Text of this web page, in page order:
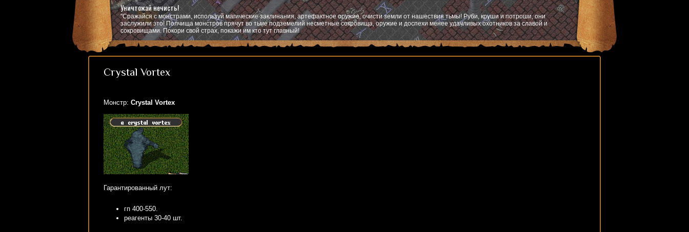
Уничтожай нечисть!
"Сражайся с монстрами, используй магические заклинания, артефактное оружие, очисти земли от нашествия тьмы! Руби, круши и потроши, они
заслужили это! Полчища монстров прячут во тьме подземелий несметные сокровища, оружие и доспехи менее удачливых охотников за славой и
сокровищами. Покори свой страх, покажи им кто тут главный!
Crystal Vortex
Монстр: Crystal Vortex
Гарантированный лут:
гп 400-550.
реагенты 30-40 шт.